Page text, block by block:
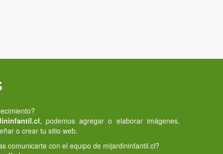
, podemos agregar o elaborar imágenes,
o crear tu sitio web.
comunicarte con el equipo de mijardininfantil.cl?